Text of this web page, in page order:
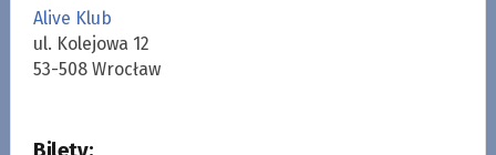
Alive Klub
ul. Kolejowa 12
53-508 Wrocław
Bilety: